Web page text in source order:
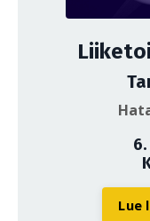
Lue